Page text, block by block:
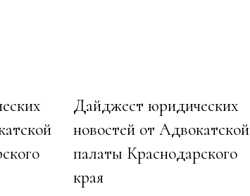
Дайджест юридических
новостей от Адвокатской
палаты Краснодарского
края